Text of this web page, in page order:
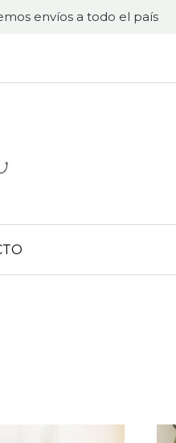
envíos a todo el país